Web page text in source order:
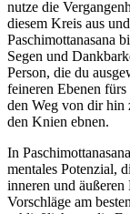
nutze die
diesem Kreis aus
Paschimottanasana
Segen und
Person, die du
feineren Ebenen
den Weg von dir hin
den Knien ebnen.
In
mentales Potenzial,
inneren und äußeren
Vorschläge am